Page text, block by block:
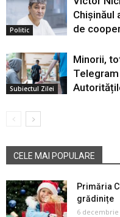
Politic
Chișinăul
de
Subiectul Zilei
Minorii,
CELE MAI POPULARE
Primăria
grădinițe
6 decembrie